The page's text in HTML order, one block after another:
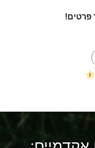
פרטים!